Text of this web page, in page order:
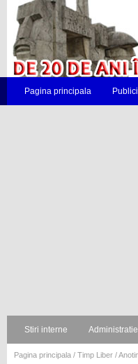
Pagina principala
Stiri interne
Pagina principala / Timp Liber /